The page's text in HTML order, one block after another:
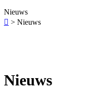
Nieuws
 > Nieuws
Nieuws